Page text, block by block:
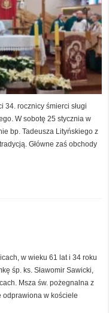
34. rocznicy śmierci sługi
W sobotę 25 stycznia w
bp. Tadeusza Lityńskiego z
Główne zaś obchody
w wieku 61 lat i 34 roku
śp. ks. Sławomir Sawicki,
Msza św. pożegnalna z
odprawiona w kościele